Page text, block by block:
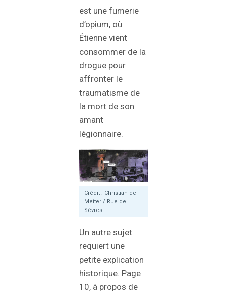
est une fumerie
d’opium, où
Étienne vient
consommer de la
drogue pour
affronter le
traumatisme de
la mort de son
amant
légionnaire.
Crédit : Christian de
Metter / Rue de
Sèvres
Un autre sujet
requiert une
petite explication
historique. Page
10, à propos de